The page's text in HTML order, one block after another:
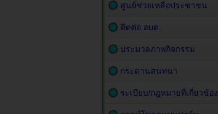
ศูนย์ช่วยเหลือประชาชน
ติดต่อ อบต.
ประมวลภาพกิจกรรม
กระดานสนทนา
ระเบียบ/กฎหมายที่เกี่ยวข้อง